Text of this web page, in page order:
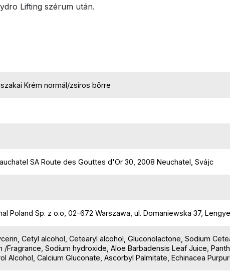
Lifting szérum után.
Krém normál/zsíros bőrre
SA Route des Gouttes d'Or 30, 2008 Neuchatel, Svájc
Poland Sp. z o.o, 02-672 Warszawa, ul. Domaniewska 37,
Cetyl alcohol, Cetearyl alcohol, Gluconolactone, Sodium
/Fragrance, Sodium hydroxide, Aloe Barbadensis Leaf Juice,
Alcohol, Calcium Gluconate, Ascorbyl Palmitate, Echinacea